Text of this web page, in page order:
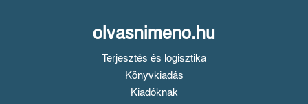
olvasnimeno.hu
Terjesztés és logisztika
Könyvkiadás
Kiadóknak